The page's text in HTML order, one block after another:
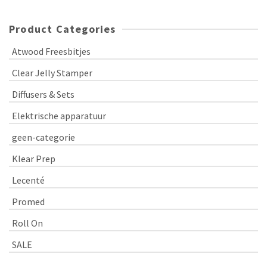
Product Categories
Atwood Freesbitjes
Clear Jelly Stamper
Diffusers & Sets
Elektrische apparatuur
geen-categorie
Klear Prep
Lecenté
Promed
Roll On
SALE